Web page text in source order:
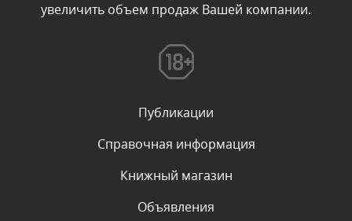
Комментарий проверяется
Текст комментария будет виден после проверки
Комментарий проверяется
Текст комментария будет виден после проверки
администратором.
Комментарий проверяется
увеличить объем продаж Вашей компании.
Публикации
Справочная информация
Книжный магазин
Объявления